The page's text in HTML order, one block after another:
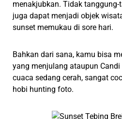
menakjubkan. Tidak
juga dapat menjadi objek
sunset memukau di sore hari.
Bahkan dari sana, kamu bisa
yang menjulang ataupun
cuaca sedang cerah, sangat
hobi hunting foto.